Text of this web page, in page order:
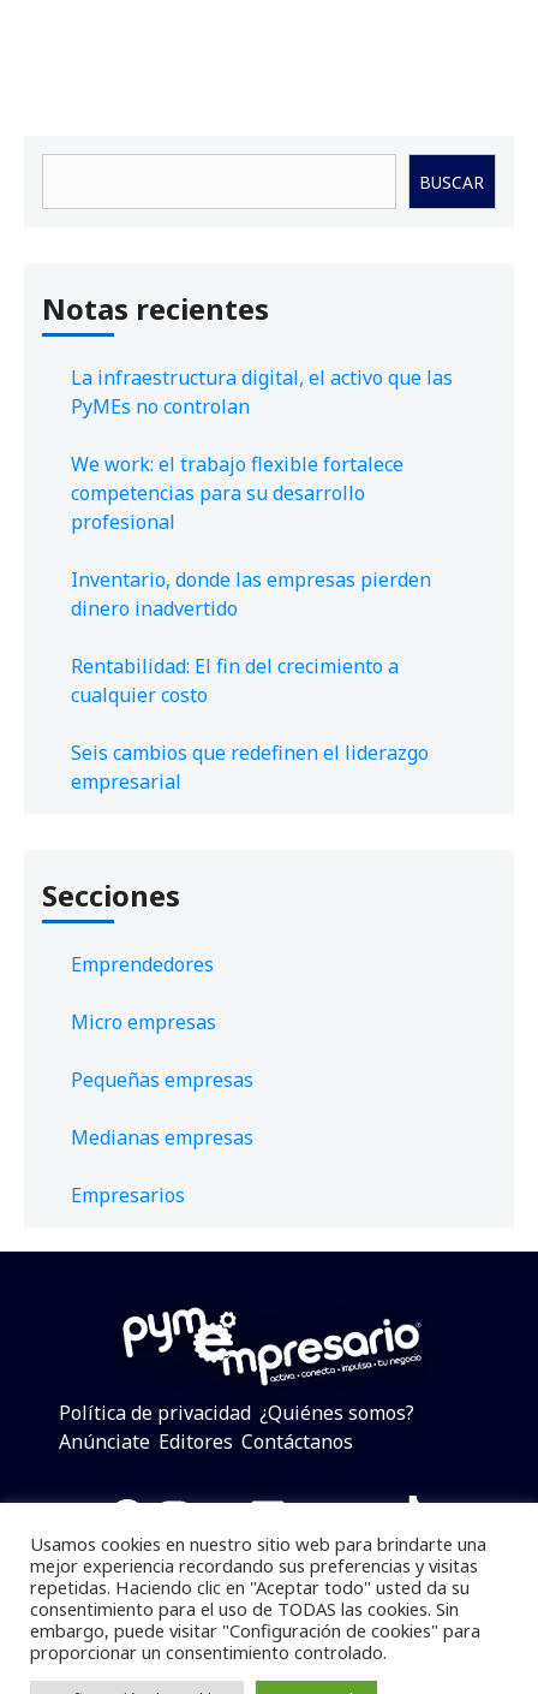
BUSCAR
Notas recientes
La infraestructura digital, el activo que las
PyMEs no controlan
We work: el trabajo flexible fortalece
competencias para su desarrollo
profesional
Inventario, donde las empresas pierden
dinero inadvertido
Rentabilidad: El fin del crecimiento a
cualquier costo
Seis cambios que redefinen el liderazgo
empresarial
Secciones
Emprendedores
Micro empresas
Pequeñas empresas
Medianas empresas
Empresarios
Política de privacidad ¿Quiénes somos?
Anúnciate Editores Contáctanos
Facebook
Instagram
Twitter
LinkedIn
Telegram
YouTube
TikTok
Pymempresario © 2025 Todos los derechos reservados.
Se prohibe el uso de la información total o parcial sin
dar referencia a la fuente.
Usamos cookies en nuestro sitio web para brindarte una
mejor experiencia recordando sus preferencias y visitas
repetidas. Haciendo clic en "Aceptar todo" usted da su
consentimiento para el uso de TODAS las cookies. Sin
embargo, puede visitar "Configuración de cookies" para
proporcionar un consentimiento controlado.